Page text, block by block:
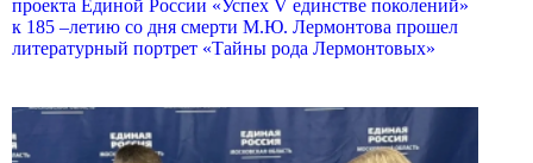
проекта Единой России «Успех V единстве поколений»
к 185 –летию со дня смерти М.Ю. Лермонтова прошел
литературный портрет «Тайны рода Лермонтовых»